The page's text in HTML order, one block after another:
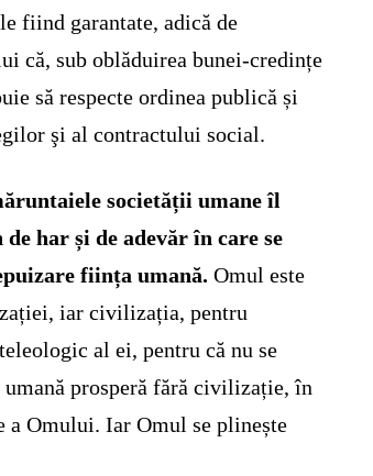
fiind garantate, adică de
că, sub oblăduirea bunei-credințe
să respecte ordinea publică și
şi al contractului social.
societății umane îl
har și de adevăr în care se
ființa umană. Omul este
iar civilizația, pentru
al ei, pentru că nu se
prosperă fără civilizație, în
a Omului. Iar Omul se plinește